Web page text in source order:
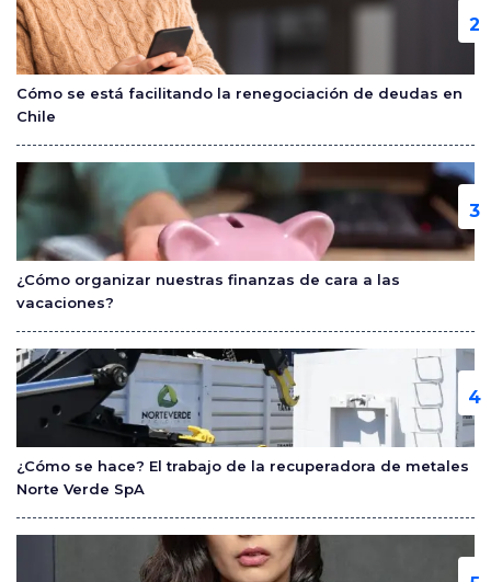
Cómo se está facilitando la renegociación de deudas en
Chile
¿Cómo organizar nuestras finanzas de cara a las
vacaciones?
¿Cómo se hace? El trabajo de la recuperadora de metales
Norte Verde SpA